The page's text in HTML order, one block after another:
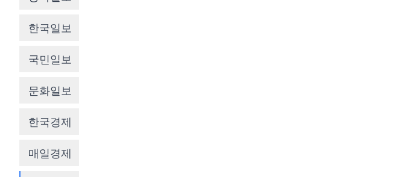
한국일보
국민일보
문화일보
한국경제
매일경제